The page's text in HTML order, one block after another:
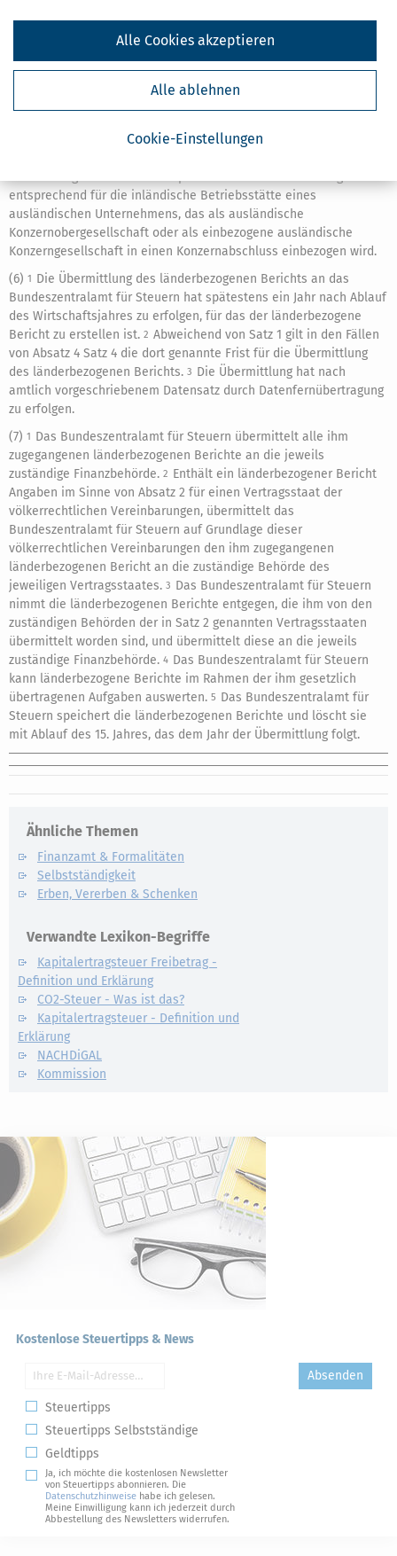
Cookie-Einstellungen
Alle ablehnen
Alle Cookies akzeptieren
eines Konzerns mit ausländischer
Konzernobergesellschaft ist.
In den Fällen von Satz 1 Nummer 3 ist auch anzugeben, bei
diese Angabe, ist die einbezogene inländische
entsprechend für die inländische Betriebsstätte eines
ausländischen Unternehmens, das als ausländische
Konzernobergesellschaft oder als einbezogene ausländische
Konzerngesellschaft in einen Konzernabschluss einbezogen wird.
(6) 1 Die Übermittlung des länderbezogenen Berichts an das
Bundeszentralamt für Steuern hat spätestens ein Jahr nach Ablauf
des Wirtschaftsjahres zu erfolgen, für das der länderbezogene
Bericht zu erstellen ist. 2 Abweichend von Satz 1 gilt in den Fällen
von Absatz 4 Satz 4 die dort genannte Frist für die Übermittlung
des länderbezogenen Berichts. 3 Die Übermittlung hat nach
amtlich vorgeschriebenem Datensatz durch Datenfernübertragung
zu erfolgen.
(7) 1 Das Bundeszentralamt für Steuern übermittelt alle ihm
zugegangenen länderbezogenen Berichte an die jeweils
zuständige Finanzbehörde. 2 Enthält ein länderbezogener Bericht
Angaben im Sinne von Absatz 2 für einen Vertragsstaat der
völkerrechtlichen Vereinbarungen, übermittelt das
Bundeszentralamt für Steuern auf Grundlage dieser
völkerrechtlichen Vereinbarungen den ihm zugegangenen
länderbezogenen Bericht an die zuständige Behörde des
jeweiligen Vertragsstaates. 3 Das Bundeszentralamt für Steuern
nimmt die länderbezogenen Berichte entgegen, die ihm von den
zuständigen Behörden der in Satz 2 genannten Vertragsstaaten
übermittelt worden sind, und übermittelt diese an die jeweils
zuständige Finanzbehörde. 4 Das Bundeszentralamt für Steuern
kann länderbezogene Berichte im Rahmen der ihm gesetzlich
übertragenen Aufgaben auswerten. 5 Das Bundeszentralamt für
Steuern speichert die länderbezogenen Berichte und löscht sie
mit Ablauf des 15. Jahres, das dem Jahr der Übermittlung folgt.
Ähnliche Themen
Finanzamt & Formalitäten
Selbstständigkeit
Erben, Vererben & Schenken
Verwandte Lexikon-Begriffe
Kapitalertragsteuer Freibetrag -
Definition und Erklärung
CO2-Steuer - Was ist das?
Kapitalertragsteuer - Definition und
Erklärung
NACHDiGAL
Kommission
Kostenlose Steuertipps & News
Absenden
Steuertipps
Steuertipps Selbstständige
Geldtipps
Ja, ich möchte die kostenlosen Newsletter
von Steuertipps abonnieren. Die
Datenschutzhinweise habe ich gelesen.
Meine Einwilligung kann ich jederzeit durch
Abbestellung des Newsletters widerrufen.